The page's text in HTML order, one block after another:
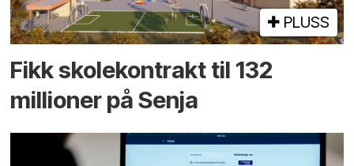
PLUSS
Fikk skole­kontrakt til 132
millioner på Senja